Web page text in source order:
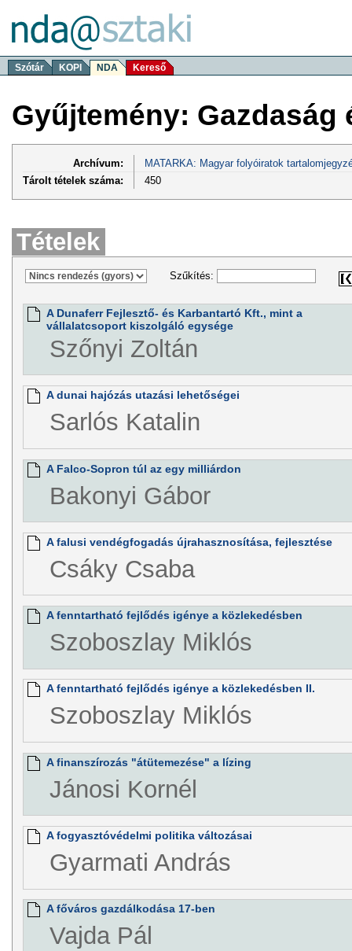
Szótár KOPI NDA Kereső
Gyűjtemény: Gazdaság
Archívum:
MATARKA: Magyar folyóiratok
Tárolt tételek száma:
450
Tételek
Szűkítés:
A Dunaferr Fejlesztő- és Karbantartó Kft., mint a
vállalatcsoport kiszolgáló egysége
Szőnyi Zoltán
A dunai hajózás utazási lehetőségei
Sarlós Katalin
A Falco-Sopron túl az egy milliárdon
Bakonyi Gábor
A falusi vendégfogadás újrahasznosítása, fejlesztése
Csáky Csaba
A fenntartható fejlődés igénye a közlekedésben
Szoboszlay Miklós
A fenntartható fejlődés igénye a közlekedésben II.
Szoboszlay Miklós
A finanszírozás "átütemezése" a lízing
Jánosi Kornél
A fogyasztóvédelmi politika változásai
Gyarmati András
A főváros gazdálkodása 17-ben
Vajda Pál